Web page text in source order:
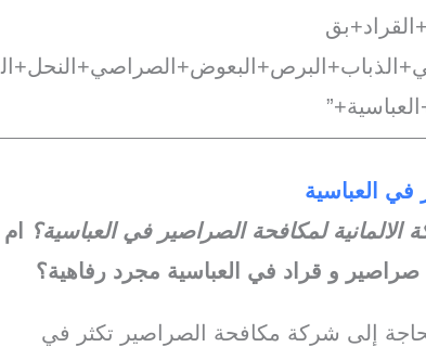
في العباسية
الالمانية لمكافحة الصراصير في العباسية؟
ام
و قراد في العباسية مجرد رفاهية؟
إلى شركة مكافحة الصراصير تكثر في